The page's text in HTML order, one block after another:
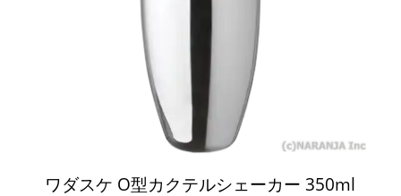
ワダスケ O型カクテルシェーカー 350ml